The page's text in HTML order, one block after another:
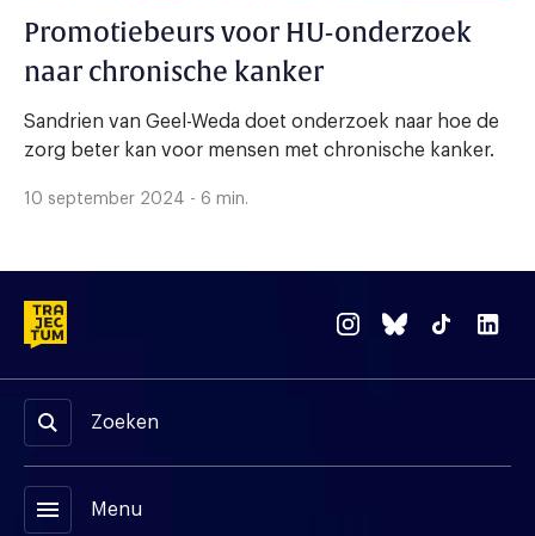
Promotiebeurs voor HU-onderzoek
naar chronische kanker
Sandrien van Geel-Weda doet onderzoek naar hoe de
zorg beter kan voor mensen met chronische kanker.
10 september 2024 - 6 min.
Zoeken
menu Menu